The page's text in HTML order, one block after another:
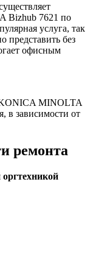
Bizhub 7621 по
услуга, так
представить без
офисным
MINOLTA
в зависимости от
ремонта